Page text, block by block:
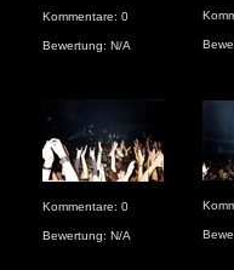
Kommentare: 0
Bewertung: N/A
Kommentare: 0
Bewertung: N/A